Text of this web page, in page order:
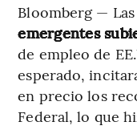
Bloomberg — Las
emergentes
de empleo de
esperado,
en precio los
Federal, lo que